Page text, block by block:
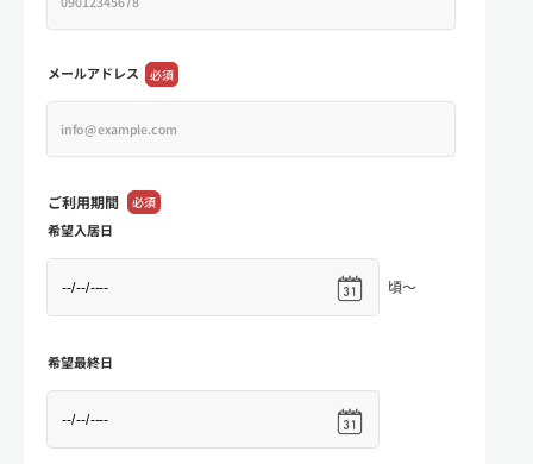
メールアドレス 必須
ご利用期間 必須
希望入居日
頃～
希望最終日